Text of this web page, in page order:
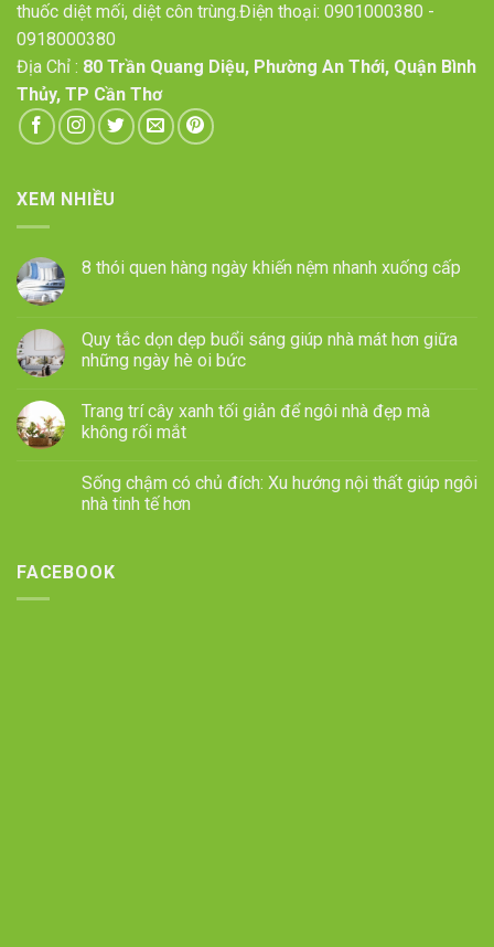
thuốc diệt mối, diệt côn trùng.Điện thoại: 0901000380 -
0918000380
Địa Chỉ : 80 Trần Quang Diệu, Phường An Thới, Quận Bình
Thủy, TP Cần Thơ
XEM NHIỀU
8 thói quen hàng ngày khiến nệm nhanh xuống cấp
Quy tắc dọn dẹp buổi sáng giúp nhà mát hơn giữa
những ngày hè oi bức
Trang trí cây xanh tối giản để ngôi nhà đẹp mà
không rối mắt
Sống chậm có chủ đích: Xu hướng nội thất giúp ngôi
nhà tinh tế hơn
FACEBOOK